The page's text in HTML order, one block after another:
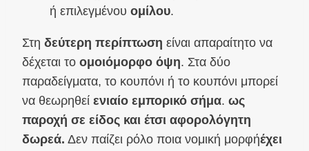
ή επιλεγμένου ομίλου.
Στη δεύτερη περίπτωση είναι απαραίτητο να
δέχεται το ομοιόμορφο όψη. Στα δύο
παραδείγματα, το κουπόνι ή το κουπόνι μπορεί
να θεωρηθεί ενιαίο εμπορικό σήμα. ως
παροχή σε είδος και έτσι αφορολόγητη
δωρεά. Δεν παίζει ρόλο ποια νομική μορφήέχει